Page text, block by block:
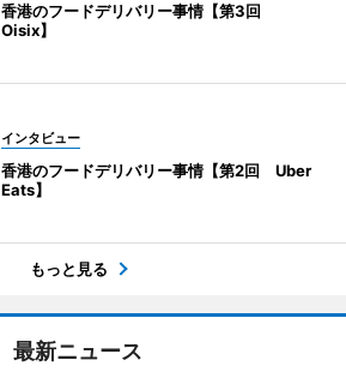
香港のフードデリバリー事情【第3回
Oisix】
インタビュー
香港のフードデリバリー事情【第2回 Uber
Eats】
もっと見る
最新ニュース